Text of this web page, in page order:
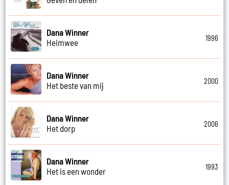
Dana Winner
Heimwee
1996
Dana Winner
Het beste van mij
2000
Dana Winner
Het dorp
2006
Dana Winner
Het is een wonder
1993